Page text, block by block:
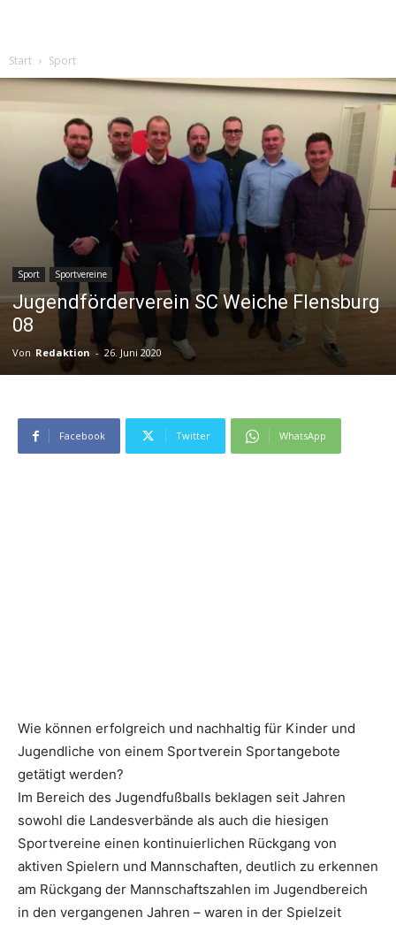
Start Sport
Sport Sportvereine
Jugendförderverein SC Weiche Flensburg
08
Von Redaktion - 26. Juni 2020
Facebook Twitter WhatsApp
Wie können erfolgreich und nachhaltig für Kinder und
Jugendliche von einem Sportverein Sportangebote
getätigt werden?
Im Bereich des Jugendfußballs beklagen seit Jahren
sowohl die Landesverbände als auch die hiesigen
Sportvereine einen kontinuierlichen Rückgang von
aktiven Spielern und Mannschaften, deutlich zu erkennen
am Rückgang der Mannschaftszahlen im Jugendbereich
in den vergangenen Jahren – waren in der Spielzeit